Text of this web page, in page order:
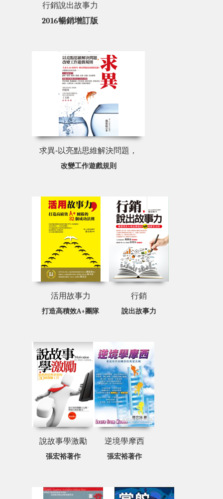
行銷說出故事力
2016暢銷增訂版
求異-以亮點思維解決問題，
改變工作遊戲規則
活用故事力
打造高積效A+團隊
行銷
說出故事力
說故事學激勵
張宏裕著作
逆境學摩西
張宏裕著作